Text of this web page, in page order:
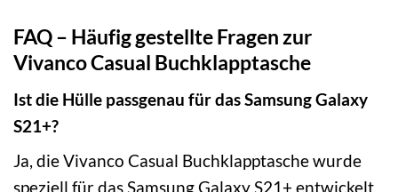
FAQ – Häufig gestellte Fragen zur
Vivanco Casual Buchklapptasche
Ist die Hülle passgenau für das Samsung Galaxy
S21+?
Ja, die Vivanco Casual Buchklapptasche wurde
speziell für das Samsung Galaxy S21+ entwickelt